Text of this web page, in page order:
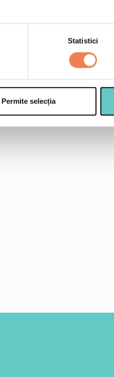
Statistici
Permite selecția
50 ml ulei de
¼ lingurita
sare si piper